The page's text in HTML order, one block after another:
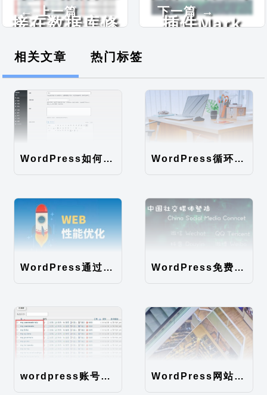
← 上一篇
接在数据库修
改
下一篇 →
插件Mark
相关文章 热门标签
WordPress如何在分类自定义字段添加默认编辑器 WordPress循环描述调用无法限制字数，直接显示全文问题解决
WordPress通过伪静态规则提高静态文件的读取速度 WordPress免费第三方登录插件Mark Social SSO
wordpress账号密码如何直接在数据库修改 WordPress网站地图（sitemap）性能优化